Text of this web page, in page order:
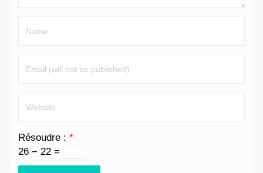
Résoudre : *
26 − 22 =